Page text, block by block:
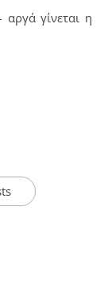
γίνεται η